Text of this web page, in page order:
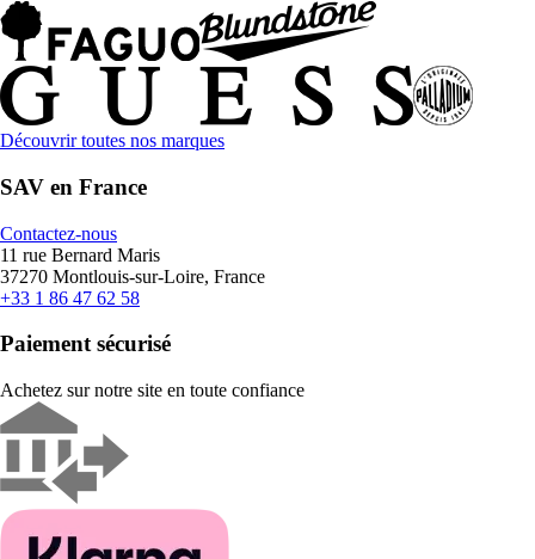
Découvrir toutes nos marques
SAV en France
Contactez-nous
11 rue Bernard Maris
37270 Montlouis-sur-Loire, France
+33 1 86 47 62 58
Paiement sécurisé
Achetez sur notre site en toute confiance